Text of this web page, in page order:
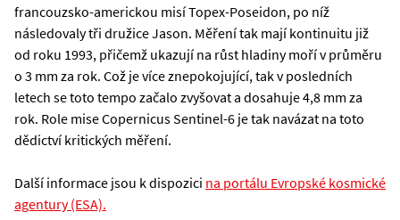
francouzsko-americkou misí Topex-Poseidon, po níž
následovaly tři družice Jason. Měření tak mají kontinuitu již
od roku 1993, přičemž ukazují na růst hladiny moří v průměru
o 3 mm za rok. Což je více znepokojující, tak v posledních
letech se toto tempo začalo zvyšovat a dosahuje 4,8 mm za
rok. Role mise Copernicus Sentinel-6 je tak navázat na toto
dědictví kritických měření.
Další informace jsou k dispozici na portálu Evropské kosmické
agentury (ESA).